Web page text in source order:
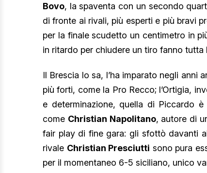
Bovo, la spaventa con un secondo
di fronte ai rivali, più esperti e più bravi
per la finale scudetto un centimetro in
in ritardo per chiudere un tiro fanno tutta
Il Brescia lo sa, l’ha imparato negli anni
più forti, come la Pro Recco; l’Ortigia,
e determinazione, quella di Piccardo
come Christian Napolitano, autore di
fair play di fine gara: gli sfottò davanti
rivale Christian Presciutti sono pura
per il momentaneo 6-5 siciliano, unico